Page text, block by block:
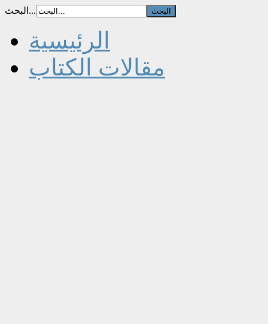
البحث...
الرئيسية
مقالات الكتاب